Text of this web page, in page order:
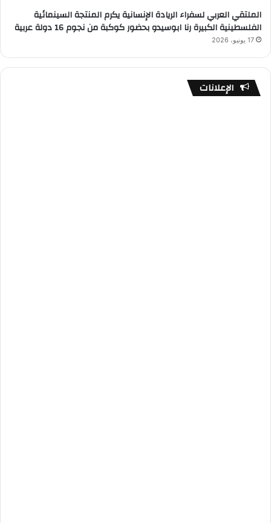
الملتقي العربي لسفراء الريادة الإنسانية يكرم المنتجة السينمائية
الفلسطينية الكبيرة رنا ابوسيدو بحضور كوكبة من نجوم 16 دولة عربية
17 يونيو، 2026
الإعلانات